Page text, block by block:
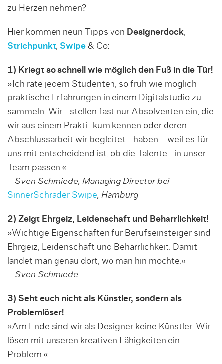
zu Herzen nehmen?
Hier kommen neun Tipps von Designerdock,
Strichpunkt, Swipe & Co:
1) Kriegt so schnell wie möglich den Fuß in die Tür!
»Ich rate jedem Studenten, so früh wie möglich
praktische Erfahrungen in einem Digitalstudio zu
sammeln. Wir stellen fast nur Absolventen ein, die
wir aus einem Prakti kum kennen oder deren
Abschlussarbeit wir begleitet haben – weil es für
uns mit entscheidend ist, ob die Talente in unser
Team passen.«
– Sven Schmiede, Managing Director bei
SinnerSchrader Swipe, Hamburg
2) Zeigt Ehrgeiz, Leidenschaft und Beharrlichkeit!
»Wichtige Eigenschaften für Berufseinsteiger sind
Ehrgeiz, Leidenschaft und Beharrlichkeit. Damit
landet man genau dort, wo man hin möchte.«
– Sven Schmiede
3) Seht euch nicht als Künstler, sondern als
Problemlöser!
»Am Ende sind wir als Designer keine Künstler. Wir
lösen mit unseren kreativen Fähigkeiten ein
Problem.«